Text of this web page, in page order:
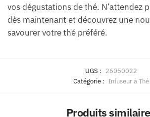
vos dégustations de thé. N’attendez
dès maintenant et découvrez une
savourer votre thé préféré.
UGS : 26050022
Catégorie : Infuseur à Thé
Produits